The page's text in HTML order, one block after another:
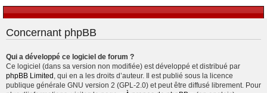
Concernant phpBB
Qui a développé ce logiciel de forum ?
Ce logiciel (dans sa version non modifiée) est développé et distribué par
phpBB Limited , qui en a les droits d’auteur. Il est publié sous la licence
publique générale GNU version 2 (GPL-2.0) et peut être diffusé librement. Pour